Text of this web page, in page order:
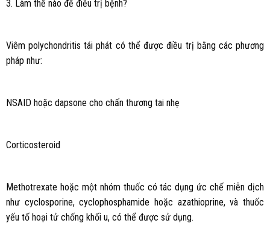
3. Làm thế nào để điều trị bệnh?
Viêm polychondritis tái phát có thể được điều trị bằng các phương
pháp như:
NSAID hoặc dapsone cho chấn thương tai nhẹ
Corticosteroid
Methotrexate hoặc một nhóm thuốc có tác dụng ức chế miễn dịch
như cyclosporine, cyclophosphamide hoặc azathioprine, và thuốc
yếu tố hoại tử chống khối u, có thể được sử dụng.